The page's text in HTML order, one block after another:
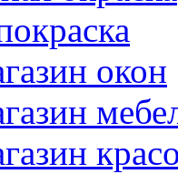
окон